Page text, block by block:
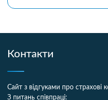
Контакти
Сайт з відгуками про страхові
З питань співпраці: